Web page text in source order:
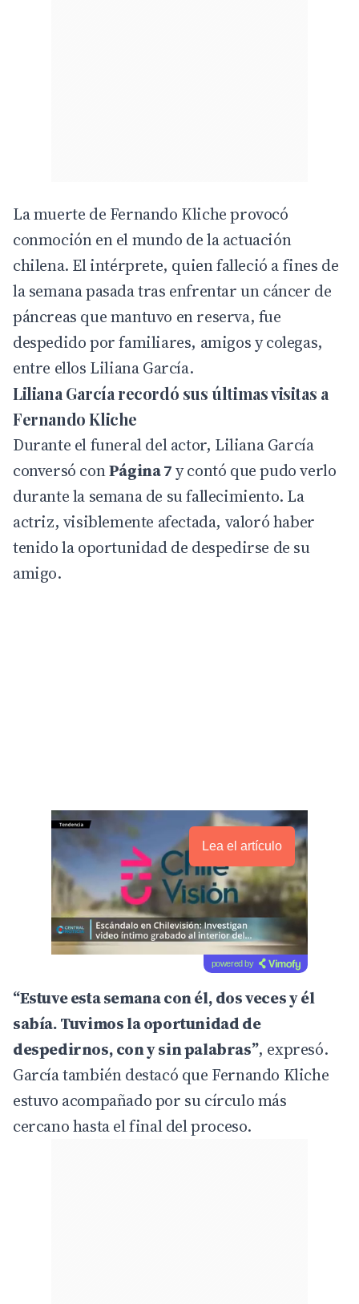
La muerte de Fernando Kliche provocó
conmoción en el mundo de la actuación
chilena. El intérprete, quien falleció a fines de
la semana pasada tras enfrentar un cáncer de
páncreas que mantuvo en reserva, fue
despedido por familiares, amigos y colegas,
entre ellos Liliana García.
Liliana García recordó sus últimas visitas a
Fernando Kliche
Durante el funeral del actor, Liliana García
conversó conPágina 7y contó que pudo verlo
durante la semana de su fallecimiento. La
actriz, visiblemente afectada, valoró haber
tenido la oportunidad de despedirse de su
amigo.
Lea el artículo
powered by
“Estuve esta semana con él, dos veces y él
sabía. Tuvimos la oportunidad de
despedirnos, con y sin palabras”, expresó.
García también destacó que Fernando Kliche
estuvo acompañado por su círculo más
cercano hasta el final del proceso.